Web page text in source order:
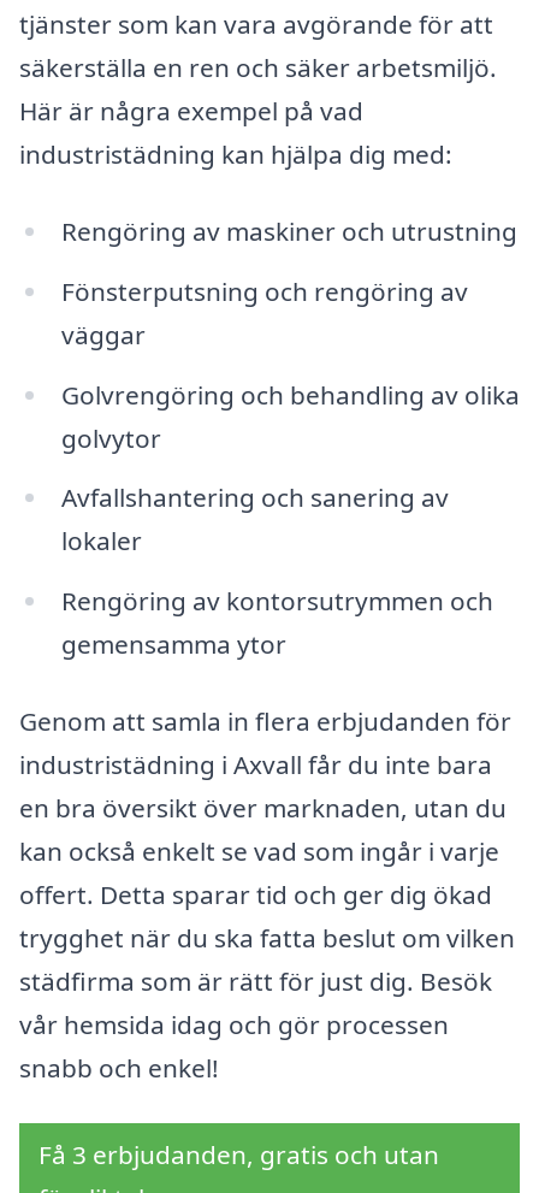
tjänster som kan vara avgörande för att
säkerställa en ren och säker arbetsmiljö.
Här är några exempel på vad
industristädning kan hjälpa dig med:
Rengöring av maskiner och utrustning
Fönsterputsning och rengöring av
väggar
Golvrengöring och behandling av olika
golvytor
Avfallshantering och sanering av
lokaler
Rengöring av kontorsutrymmen och
gemensamma ytor
Genom att samla in flera erbjudanden för
industristädning i Axvall får du inte bara
en bra översikt över marknaden, utan du
kan också enkelt se vad som ingår i varje
offert. Detta sparar tid och ger dig ökad
trygghet när du ska fatta beslut om vilken
städfirma som är rätt för just dig. Besök
vår hemsida idag och gör processen
snabb och enkel!
Få 3 erbjudanden, gratis och utan